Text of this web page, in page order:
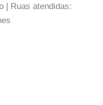
| Ruas atendidas: